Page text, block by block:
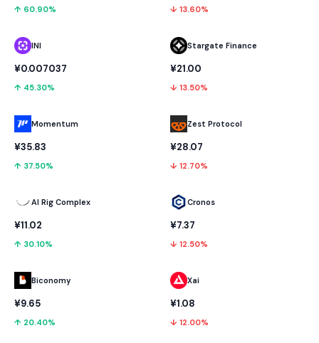
↑ 60.90%
INI
¥0.007037
↑ 45.30%
Momentum
¥35.83
↑ 37.50%
AI Rig Complex
¥11.02
↑ 30.10%
Biconomy
¥9.65
↑ 20.40%
↓ 13.60%
Stargate Finance
¥21.00
↓ 13.50%
Zest Protocol
¥28.07
↓ 12.70%
Cronos
¥7.37
↓ 12.50%
Xai
¥1.08
↓ 12.00%